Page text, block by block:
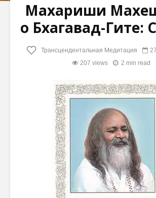
Махариши
о Бхагавад-Гите:
Трансцендентальная Медитация
207 views
2 min read